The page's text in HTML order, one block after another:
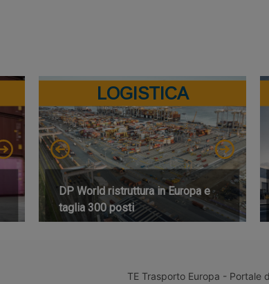
LOGISTICA
DP World ristruttura in Europa e
taglia 300 posti
TE Trasporto Europa - Portale